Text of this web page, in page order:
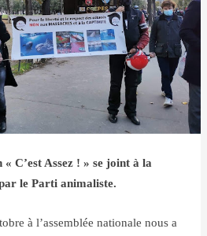
C’est Assez ! » se joint à la
le Parti animaliste.
à l’assemblée nationale nous a